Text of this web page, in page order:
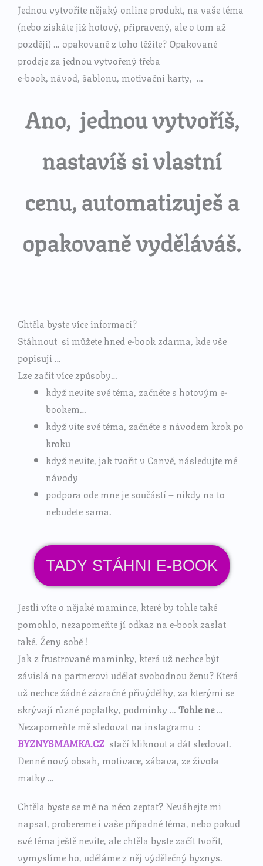
Jednou vytvoříte nějaký online produkt, na vaše téma
(nebo získáte již hotový, připravený, ale o tom až
později) … opakovaně z toho těžíte? Opakované
prodeje za jednou vytvořený třeba
e-book, návod, šablonu, motivační karty, …
Ano, jednou vytvoříš,
nastavíš si vlastní
cenu, automatizuješ a
opakovaně vyděláváš.
Chtěla byste více informací?
Stáhnout si můžete hned e-book zdarma, kde vše
popisuji …
Lze začít více způsoby…
když nevíte své téma, začněte s hotovým e-
bookem…
když víte své téma, začněte s návodem krok po
kroku
když nevíte, jak tvořit v Canvě, následujte mé
návody
podpora ode mne je součástí – nikdy na to
nebudete sama.
TADY STÁHNI E-BOOK
Jestli víte o nějaké mamince, které by tohle také
pomohlo, nezapomeňte jí odkaz na e-book zaslat
také. Ženy sobě !
Jak z frustrované maminky, která už nechce být
závislá na partnerovi udělat svobodnou ženu? Která
už nechce žádné zázračné přivýdělky, za kterými se
skrývají různé poplatky, podmínky … Tohle ne…
Nezapomeňte mě sledovat na instagramu :
BYZNYSMAMKA.CZ stačí kliknout a dát sledovat.
Denně nový obsah, motivace, zábava, ze života
matky …
Chtěla byste se mě na něco zeptat? Neváhejte mi
napsat, probereme i vaše případné téma, nebo pokud
své téma ještě nevíte, ale chtěla byste začít tvořit,
vymyslíme ho, uděláme z něj výdělečný byznys.